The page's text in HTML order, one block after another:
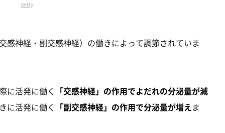
getty
感神経・副交感神経）の働きによって調節されていま
に活発に働く
「交感神経」の作用でよだれの分泌量が減
に活発に働く
「副交感神経」の作用で分泌量が増えま